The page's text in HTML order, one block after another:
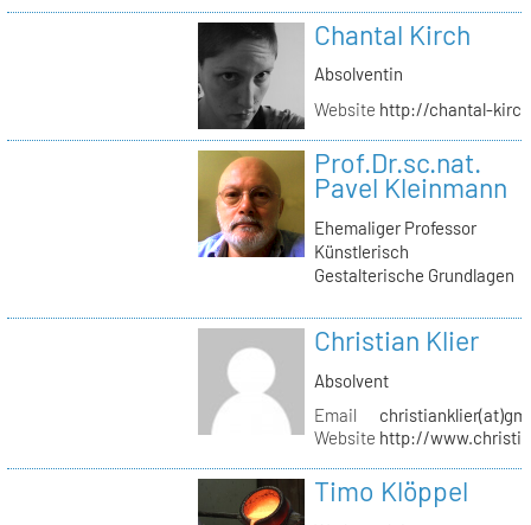
Chantal Kirch
Absolventin
Website http://chantal-
Prof.Dr.sc.nat.
Pavel Kleinmann
Ehemaliger Professor
Künstlerisch
Gestalterische Grundlagen
Christian Klier
Absolvent
Email
Website http://
Timo Klöppel